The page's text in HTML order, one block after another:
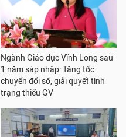
Ngành Giáo dục Vĩnh Long sau
1 năm sáp nhập: Tăng tốc
chuyển đổi số, giải quyết tình
trạng thiếu GV